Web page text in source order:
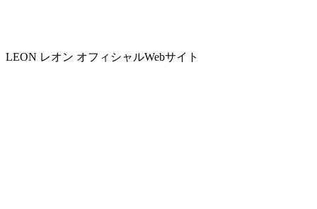
LEON レオン オフィシャルWebサイト